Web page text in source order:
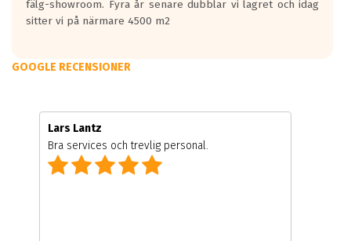
fälg-showroom. Fyra år senare dubblar vi lagret och idag
sitter vi på närmare 4500 m2
GOOGLE RECENSIONER
Lars Lantz
Bra services och trevlig personal.